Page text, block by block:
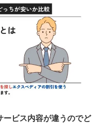
ービス内容が違うのでど